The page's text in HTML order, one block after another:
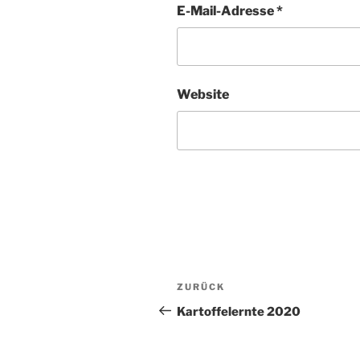
E-Mail-Adresse*
Website
Vorheriger
Beitrag
ZURÜCK
Kartoffelernte 2020